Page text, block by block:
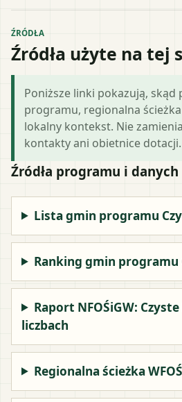
ŹRÓDŁA
Źródła użyte na tej
Poniższe linki pokazują, skąd
programu, regionalna
lokalny kontekst. Nie
kontakty ani obietnice dotacji.
Źródła programu i danych
Lista gmin programu
Ranking gmin programu
Raport NFOŚiGW:
liczbach
Regionalna ścieżka